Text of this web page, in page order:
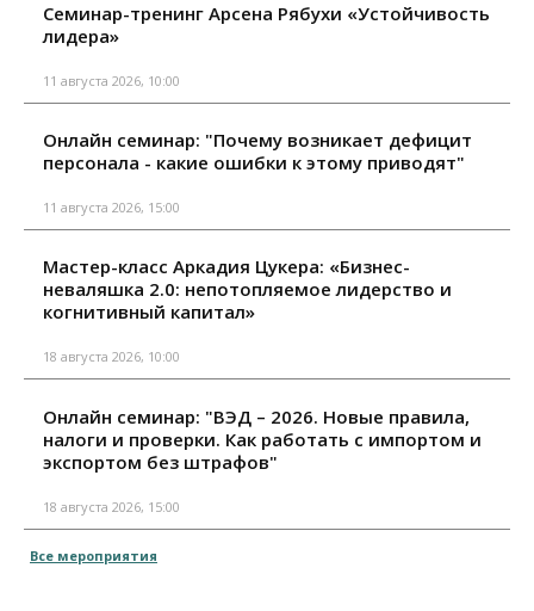
Семинар-тренинг Арсена Рябухи «Устойчивость
лидера»
11 августа 2026, 10:00
Онлайн семинар: "Почему возникает дефицит
персонала - какие ошибки к этому приводят"
11 августа 2026, 15:00
Мастер-класс Аркадия Цукера: «Бизнес-
неваляшка 2.0: непотопляемое лидерство и
когнитивный капитал»
18 августа 2026, 10:00
Онлайн семинар: "ВЭД – 2026. Новые правила,
налоги и проверки. Как работать с импортом и
экспортом без штрафов"
18 августа 2026, 15:00
Все мероприятия